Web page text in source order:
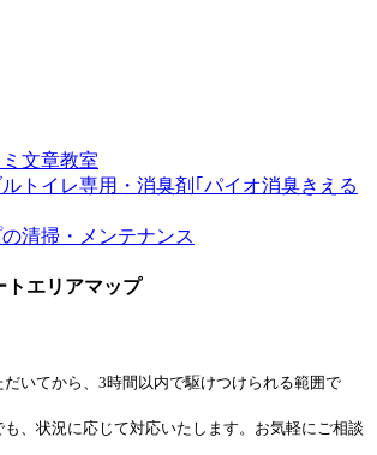
文章教室
トエリアマップ
いてから、3時間以内で駆けつけられる範囲で
、状況に応じて対応いたします。お気軽にご相談